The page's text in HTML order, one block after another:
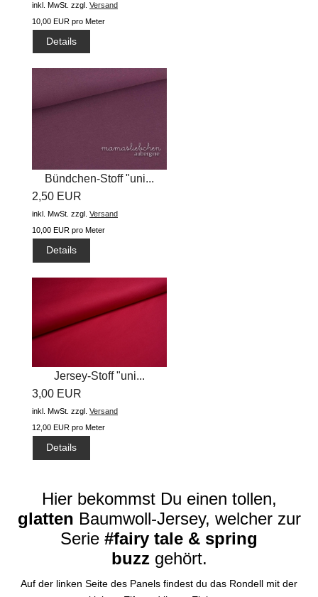
inkl. MwSt. zzgl. Versand
10,00 EUR pro Meter
Details
Bündchen-Stoff "uni...
2,50 EUR
inkl. MwSt. zzgl. Versand
10,00 EUR pro Meter
Details
Jersey-Stoff "uni...
3,00 EUR
inkl. MwSt. zzgl. Versand
12,00 EUR pro Meter
Details
Hier bekommst Du einen tollen,
glatten Baumwoll-Jersey, welcher zur
Serie #fairy tale & spring
buzzgehört.
Auf der linken Seite des Panels findest du das Rondell mit der